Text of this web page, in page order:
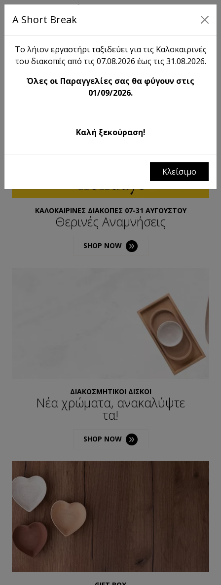
EN
ΚΑΛΟΚΑΙΡΙΝΕΣ ΔΙΑΚΟΠΕΣ 07-31 ΑΥΓΟΥΣΤΟΥ
Θερινές Αναμνήσεις
SHOP NOW
ΚΑΛΟΚΑΙΡΙΝΗ ΔΙΑΘΕΣΗ
Καλοκαιρινά Αρώματα
SHOP NOW
ΔΙΑΚΟΣΜΗΤΙΚΟΙ ΔΙΣΚΟΙ
Νέα χρώματα, ανακαλύψτε
τα!
SHOP NOW
A Short Break
Το λήιον εργαστήρι ταξιδεύει για τις Καλοκαιρινές
του διακοπές από τις 07.08.2026 έως τις 31.08.2026.
Όλες οι Παραγγελίες σας θα φύγουν στις
01/09/2026.
Καλή ξεκούραση!
Κλείσιμο